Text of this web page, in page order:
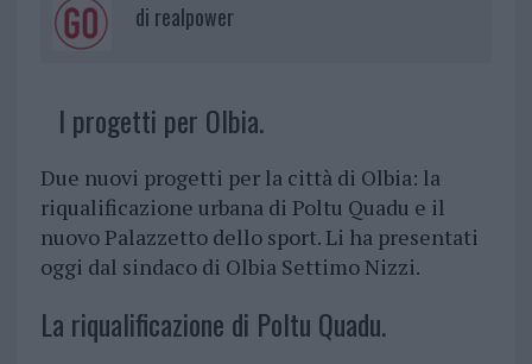
di realpower
I progetti per Olbia.
Due nuovi progetti per la città di Olbia: la
riqualificazione urbana di Poltu Quadu e il
nuovo Palazzetto dello sport. Li ha presentati
oggi dal sindaco di Olbia Settimo Nizzi.
La riqualificazione di Poltu Quadu.